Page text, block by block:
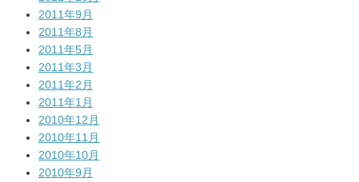
2011年9月
2011年8月
2011年5月
2011年3月
2011年2月
2011年1月
2010年12月
2010年11月
2010年10月
2010年9月